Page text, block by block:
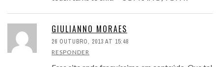
GIULIANNO MORAES
26 OUTUBRO, 2013 AT 15:48
RESPONDER